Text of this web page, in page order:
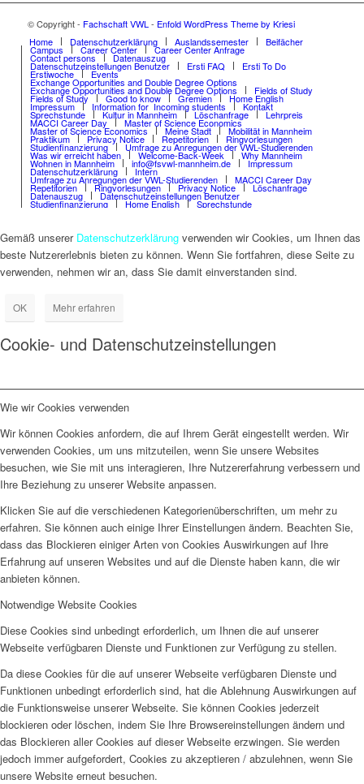
© Copyright - Fachschaft VWL - Enfold WordPress Theme by Kriesi
Home
Datenschutzerklärung Auslandssemester Beifächer
Campus Career Center Career Center Anfrage
Contact persons Datenauszug
Datenschutzeinstellungen Benutzer Ersti FAQ Ersti To Do
Erstiwoche Events
Exchange Opportunities and Double Degree Options
Exchange Opportunities and Double Degree Options Fields of Study
Fields of Study Good to know Gremien Home English
Impressum Information for Incoming students Kontakt
Sprechstunde Kultur in Mannheim Löschanfrage Lehrpreis
MACCI Career Day Master of Science Economics
Master of Science Economics Meine Stadt Mobilität in Mannheim
Praktikum Privacy Notice Repetitorien Ringvorlesungen
Studienfinanzierung Umfrage zu Anregungen der VWL-Studierenden
Was wir erreicht haben Welcome-Back-Week Why Mannheim
Wohnen in Mannheim info@fsvwl-mannheim.de Impressum
Datenschutzerklärung Intern
Umfrage zu Anregungen der VWL-Studierenden MACCI Career Day
Repetitorien Ringvorlesungen Privacy Notice Löschanfrage
Datenauszug Datenschutzeinstellungen Benutzer
Studienfinanzierung Home English Sprechstunde
Gemäß unserer Datenschutzerklärung verwenden wir Cookies, um Ihnen das
beste Nutzererlebnis bieten zu können. Wenn Sie fortfahren, diese Seite zu
verwenden, nehmen wir an, dass Sie damit einverstanden sind.
OK Mehr erfahren
Cookie- und Datenschutzeinstellungen
Wie wir Cookies verwenden
Wir können Cookies anfordern, die auf Ihrem Gerät eingestellt werden. Wir
verwenden Cookies, um uns mitzuteilen, wenn Sie unsere Websites
besuchen, wie Sie mit uns interagieren, Ihre Nutzererfahrung verbessern und
Ihre Beziehung zu unserer Website anpassen.
Klicken Sie auf die verschiedenen Kategorienüberschriften, um mehr zu
erfahren. Sie können auch einige Ihrer Einstellungen ändern. Beachten Sie,
dass das Blockieren einiger Arten von Cookies Auswirkungen auf Ihre
Erfahrung auf unseren Websites und auf die Dienste haben kann, die wir
anbieten können.
Notwendige Website Cookies
Diese Cookies sind unbedingt erforderlich, um Ihnen die auf unserer
Webseite verfügbaren Dienste und Funktionen zur Verfügung zu stellen.
Da diese Cookies für die auf unserer Webseite verfügbaren Dienste und
Funktionen unbedingt erforderlich sind, hat die Ablehnung Auswirkungen auf
die Funktionsweise unserer Webseite. Sie können Cookies jederzeit
blockieren oder löschen, indem Sie Ihre Browsereinstellungen ändern und
das Blockieren aller Cookies auf dieser Webseite erzwingen. Sie werden
jedoch immer aufgefordert, Cookies zu akzeptieren / abzulehnen, wenn Sie
unsere Website erneut besuchen.